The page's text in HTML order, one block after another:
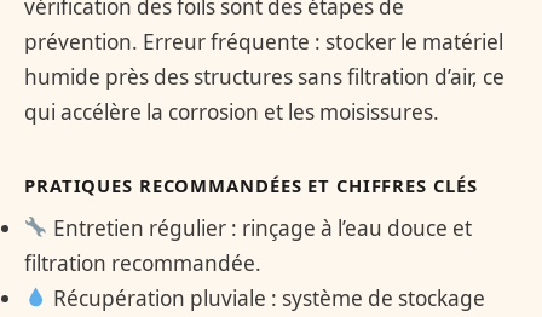
vérification des foils sont des étapes de
prévention. Erreur fréquente : stocker le matériel
humide près des structures sans filtration d’air, ce
qui accélère la corrosion et les moisissures.
PRATIQUES RECOMMANDÉES ET CHIFFRES CLÉS
Entretien régulier : rinçage à l’eau douce et
filtration recommandée.
Récupération pluviale : système de stockage